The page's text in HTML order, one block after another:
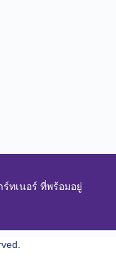
ร์ทเนอร์ ที่พร้อมอยู่